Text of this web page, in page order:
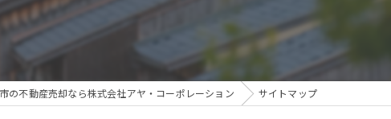
の不動産売却なら株式会社アヤ・コーポレーション サイトマップ